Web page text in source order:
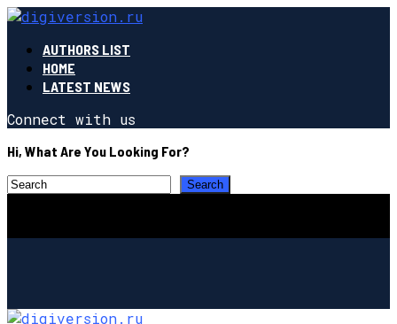
AUTHORS LIST
HOME
LATEST NEWS
Connect with us
Hi, What Are You Looking For?